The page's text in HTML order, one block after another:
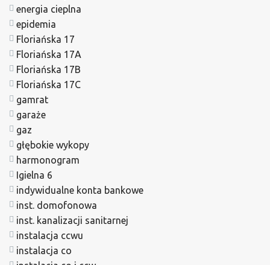
energia cieplna
epidemia
Floriańska 17
Floriańska 17A
Floriańska 17B
Floriańska 17C
gamrat
garaże
gaz
głębokie wykopy
harmonogram
Igielna 6
indywidualne konta bankowe
inst. domofonowa
inst. kanalizacji sanitarnej
instalacja ccwu
instalacja co